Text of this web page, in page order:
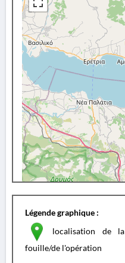
Légende graphique :
localisation de la
fouille/de l'opération